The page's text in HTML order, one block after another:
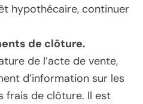
hypothécaire, continuer
de clôture.
de l’acte de vente,
d’information sur les
frais de clôture. Il est